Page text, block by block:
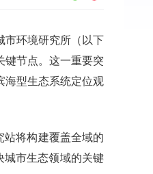
市环境研究所（以下
键节点。这一重要突
海型生态系统定位观
站将构建覆盖全域的
城市生态领域的关键